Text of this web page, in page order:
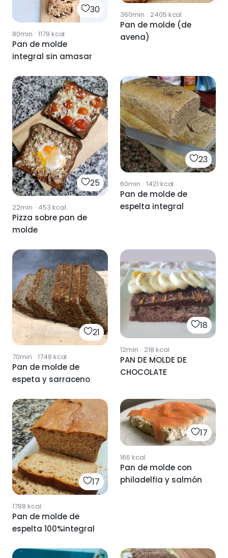
30
80min · 1179 kcal
Pan de molde
integral sin amasar
360min · 2405 kcal
Pan de molde (de
avena)
25
22min · 453 kcal
Pizza sobre pan de
molde
23
60min · 1421 kcal
Pan de molde de
espelta integral
21
70min · 1748 kcal
Pan de molde de
espeta y sarraceno
18
12min · 218 kcal
PAN DE MOLDE DE
CHOCOLATE
17
1788 kcal
Pan de molde de
espelta 100%integral
17
166 kcal
Pan de molde con
philadelfia y salmón